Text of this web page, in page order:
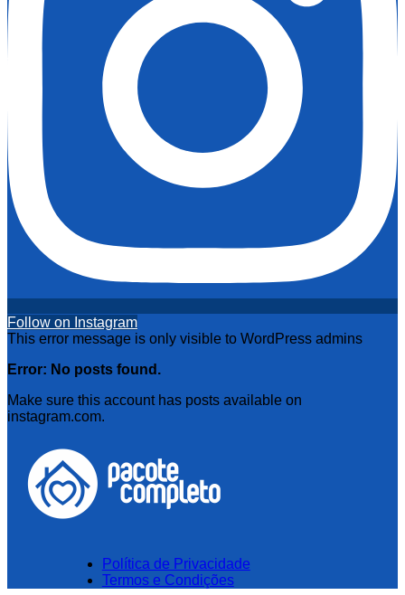
Follow on Instagram
This error message is only visible to WordPress admins
Error: No posts found.
Make sure this account has posts available on
instagram.com.
Política de Privacidade
Termos e Condições